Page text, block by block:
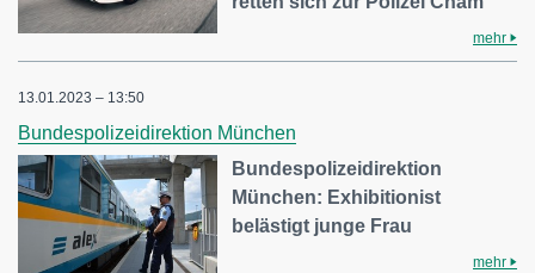
mehr
13.01.2023 – 13:50
Bundespolizeidirektion München
Bundespolizeidirektion
München: Exhibitionist
belästigt junge Frau
mehr